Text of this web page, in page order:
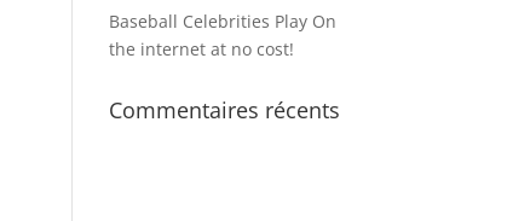
Baseball Celebrities Play On
the internet at no cost!
Commentaires récents